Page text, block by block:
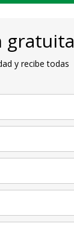
gratuita
y recibe todas